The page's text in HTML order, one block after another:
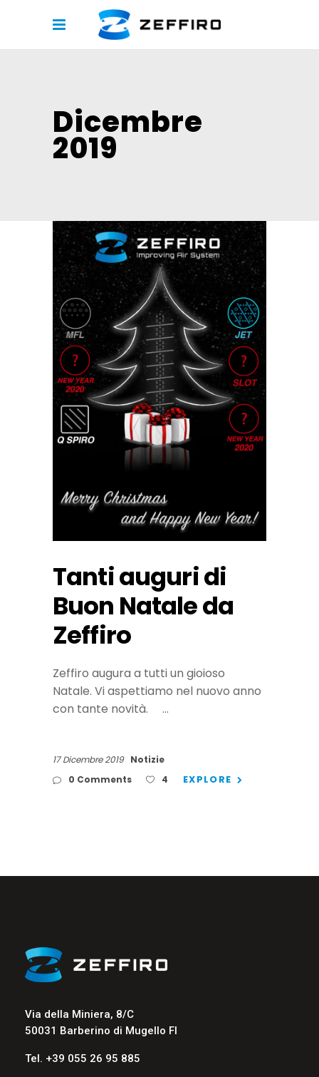
Dicembre
2019
Tanti auguri di
Buon Natale da
Zeffiro
Zeffiro augura a tutti un gioioso
Natale. Vi aspettiamo nel nuovo anno
con tante novità.
17 Dicembre 2019 Notizie
0 Comments
4 EXPLORE
Via della Miniera, 8/C
50031 Barberino di Mugello FI
Tel. +39 055 26 95 885